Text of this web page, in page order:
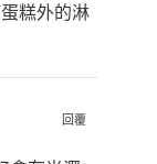
糕外的淋
回覆